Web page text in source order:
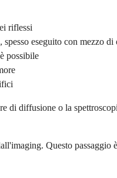
riflessi
eseguito con mezzo di
possibile
diffusione o la
Questo